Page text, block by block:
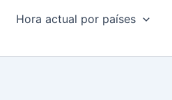
Hora actual por países